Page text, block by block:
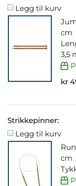
Legg til kurv
cm
3,5
kr
Strikkepinner:
Legg til kurv
cm